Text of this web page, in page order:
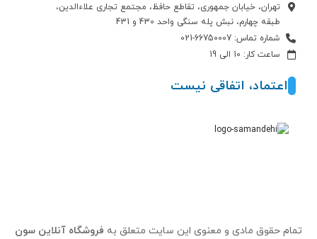
تهران، خیابان جمهوری، تقاطع حافظ، مجتمع تجاری علاءالدین،
طبقه چهارم، نبش پله سنگی واحد 430 و 431
شماره تماس: 66750007-021
ساعت کار: 10 الی 19
اعتماد، اتفاقی نیست
تمام حقوق مادی و معنوی این سایت متعلق به فروشگاه آنلاین سون